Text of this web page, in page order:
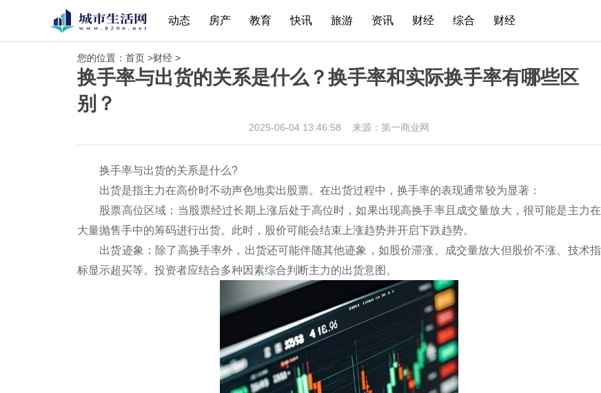
动态 房产 教育 快讯 旅游 资讯 财经 综合 财经
您的位置： 首页 >财经 >
换手率与出货的关系是什么？换手率和实际换手率有哪些区
别？
2025-06-04 13:46:58 来源：第一商业网
换手率与出货的关系是什么?
出货是指主力在高价时不动声色地卖出股票。在出货过程中，换手率的表现通常较为显著：
‌股票高位区域‌：当股票经过长期上涨后处于高位时，如果出现高换手率且成交量放大，很可能是主力在
大量抛售手中的筹码进行出货。此时，股价可能会结束上涨趋势并开启下跌趋势。
‌出货迹象‌：除了高换手率外，出货还可能伴随其他迹象，如股价滞涨、成交量放大但股价不涨、技术指
标显示超买等。投资者应结合多种因素综合判断主力的出货意图。